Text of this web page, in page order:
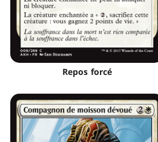
Repos forcé